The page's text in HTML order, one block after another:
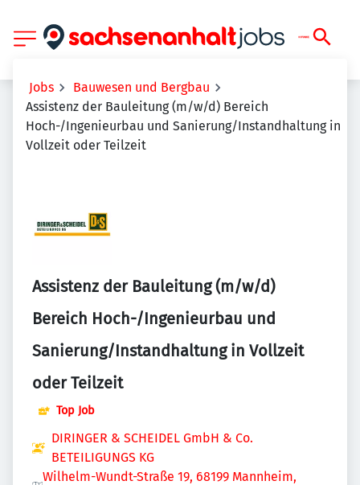
Jobs
Bauwesen und Bergbau
Assistenz der Bauleitung (m/w/d) Bereich
Hoch-/Ingenieurbau und Sanierung/Instandhaltung in
Vollzeit oder Teilzeit
Assistenz der Bauleitung (m/w/d)
Bereich Hoch-/Ingenieurbau und
Sanierung/Instandhaltung in Vollzeit
oder Teilzeit
Top Job
DIRINGER & SCHEIDEL GmbH & Co.
BETEILIGUNGS KG
Wilhelm-Wundt-Straße 19, 68199 Mannheim,